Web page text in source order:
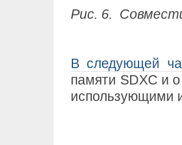
Рис. 6.
В следующей
памяти SDXC и
использующими